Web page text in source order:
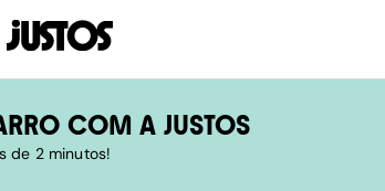
COM A JUSTOS
de 2 minutos!